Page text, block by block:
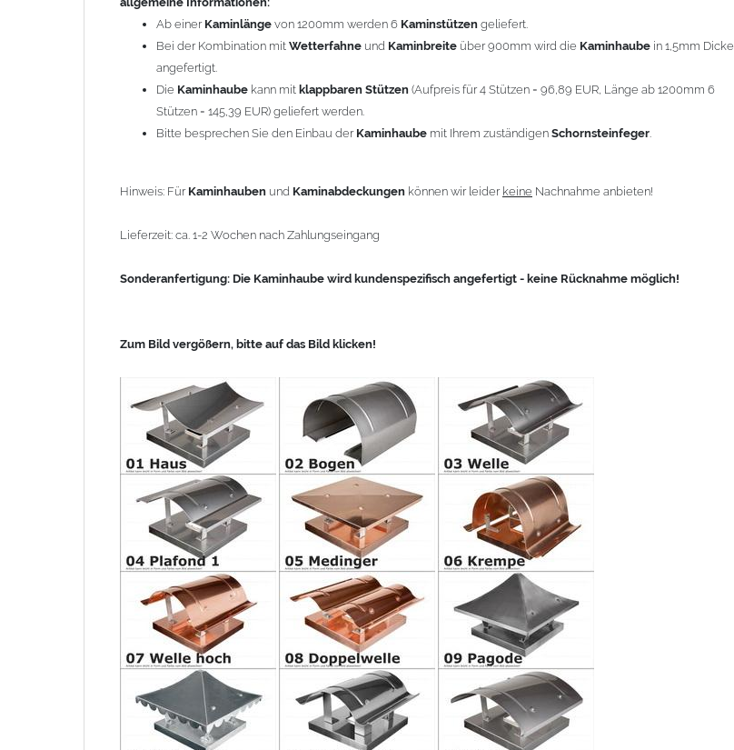
Zum Bild vergößern, bitte auf das Bild klicken!
Ab einer Kaminlänge von 1200mm werden 6 Kaminstützen geliefert.
Bei der Kombination mit Wetterfahne und Kaminbreite über 900mm wird die Kaminhaube in 1,5mm Dicke
angefertigt.
Die Kaminhaube kann mit klappbaren Stützen (Aufpreis für 4 Stützen = 96,89 EUR, Länge ab 1200mm 6
Stützen = 145,39 EUR) geliefert werden.
Bitte besprechen Sie den Einbau der Kaminhaube mit Ihrem zuständigen Schornsteinfeger
Hinweis: Für Kaminhauben und Kaminabdeckungen können wir leider keine Nachnahme anbieten!
Lieferzeit: ca. 1-2 Wochen nach Zahlungseingang
Sonderanfertigung: Die Kaminhaube wird kundenspezifisch angefertigt - keine Rücknahme möglich!
Zum Bild vergößern, bitte auf das Bild klicken!